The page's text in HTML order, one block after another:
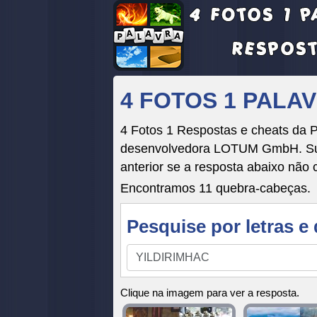
4 FOTOS 1
4 Fotos 1 Respostas e cheats da
desenvolvedora LOTUM GmbH.
anterior se a resposta abaixo não
Encontramos 11 quebra-cabeças.
Pesquise por letras
Pesquise
por
letras
e
Clique na imagem para ver a resposta.